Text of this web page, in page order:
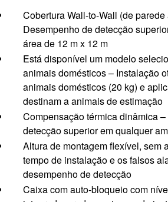
Cobertura Wall-to-Wall (de
Desempenho de detecção
área de 12 m x 12 m
Está disponível um modelo
animais domésticos – Instalação
animais domésticos (20 kg) e
destinam a animais de estimação
Compensação térmica dinâmica
detecção superior em qualquer
Altura de montagem flexível, sem
tempo de instalação e os falsos
desempenho de detecção
Caixa com auto-bloqueio com